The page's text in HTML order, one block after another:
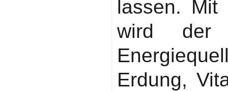
lassen. Mit
wird der
Erdung,